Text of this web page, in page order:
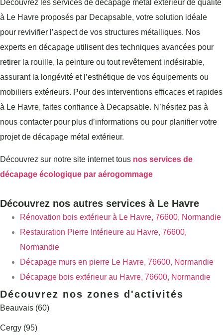
Découvrez les services de décapage métal extérieur de qualité
à Le Havre proposés par Decapsable, votre solution idéale
pour revivifier l’aspect de vos structures métalliques. Nos
experts en décapage utilisent des techniques avancées pour
retirer la rouille, la peinture ou tout revêtement indésirable,
assurant la longévité et l’esthétique de vos équipements ou
mobiliers extérieurs. Pour des interventions efficaces et rapides
à Le Havre, faites confiance à Decapsable. N’hésitez pas à
nous contacter pour plus d’informations ou pour planifier votre
projet de décapage métal extérieur.
Découvrez sur notre site internet tous nos services de
décapage écologique par aérogommage
Découvrez nos autres services à Le Havre
Rénovation bois extérieur à Le Havre, 76600, Normandie
Restauration Pierre Intérieure au Havre, 76600,
Normandie
Décapage murs en pierre Le Havre, 76600, Normandie
Décapage bois extérieur au Havre, 76600, Normandie
Découvrez nos zones d'activités
Beauvais (60)
Cergy (95)